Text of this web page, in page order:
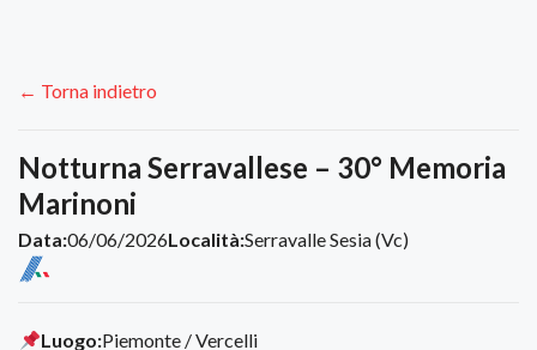
← Torna indietro
Notturna Serravallese – 30° Memoria
Marinoni
Data:06/06/2026Località:Serravalle Sesia (Vc)
Luogo:Piemonte / Vercelli